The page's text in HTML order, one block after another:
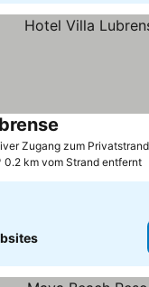
Zugang zum Privatstrand
0.2 km vom Strand entfernt